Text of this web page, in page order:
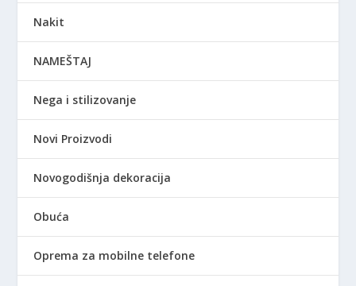
Nakit
NAMEŠTAJ
Nega i stilizovanje
Novi Proizvodi
Novogodišnja dekoracija
Obuća
Oprema za mobilne telefone